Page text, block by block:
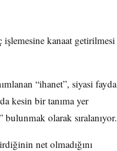
işlemesine kanaat getirilmesi
“ihanet”, siyasi fayda
kesin bir tanıma yer
bulunmak olarak sıralanıyor.
net olmadığını